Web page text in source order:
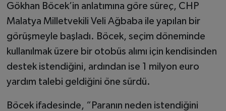
Gökhan Böcek’in anlatımına göre süreç, CHP
Malatya Milletvekili Veli Ağbaba ile yapılan bir
görüşmeyle başladı. Böcek, seçim döneminde
kullanılmak üzere bir otobüs alımı için kendisinden
destek istendiğini, ardından ise 1 milyon euro
yardım talebi geldiğini öne sürdü.
Böcek ifadesinde, “Paranın neden istendiğini